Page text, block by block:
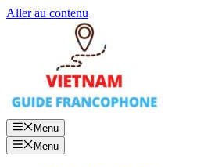
Aller au contenu
Menu
Menu